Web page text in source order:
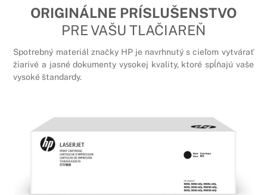
ORIGINÁLNE PRÍSLUŠENSTVO
PRE VAŠU TLAČIAREŇ
Spotrebný materiál značky HP je navrhnutý s cieľom vytvárať
žiarivé a jasné dokumenty vysokej kvality, ktoré spĺňajú vaše
vysoké štandardy.